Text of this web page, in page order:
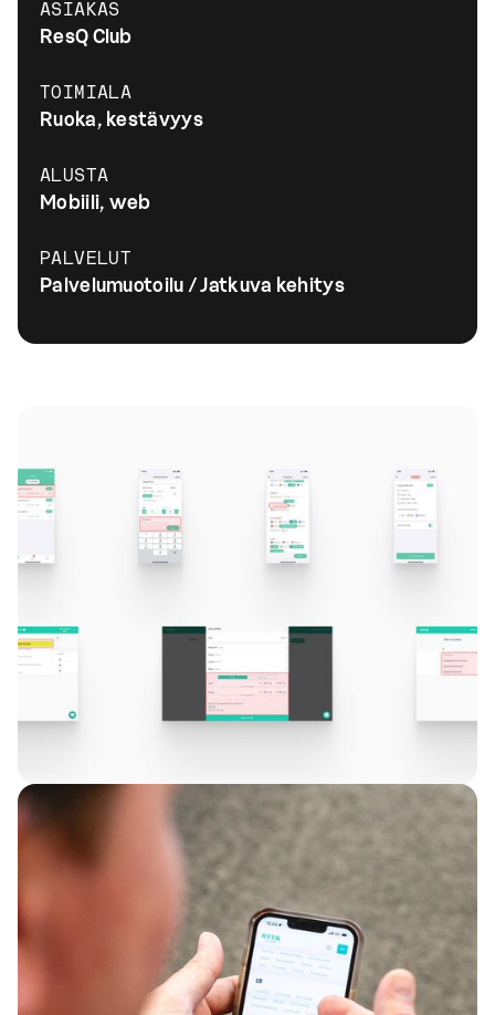
ASIAKAS
ResQ Club
TOIMIALA
Ruoka, kestävyys
ALUSTA
Mobiili, web
PALVELUT
Palvelumuotoilu / Jatkuva kehitys